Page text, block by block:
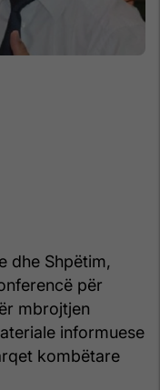
dhe Shpëtim,
për
mbrojtjen
informuese
kombëtare